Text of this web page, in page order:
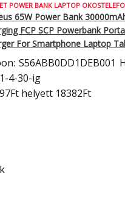
POWER BANK LAPTOP
65W Power Bank
FCP SCP Powerbank
For Smartphone Laptop
S56ABB0DD1DEB001
4-30-ig
helyett 18382Ft